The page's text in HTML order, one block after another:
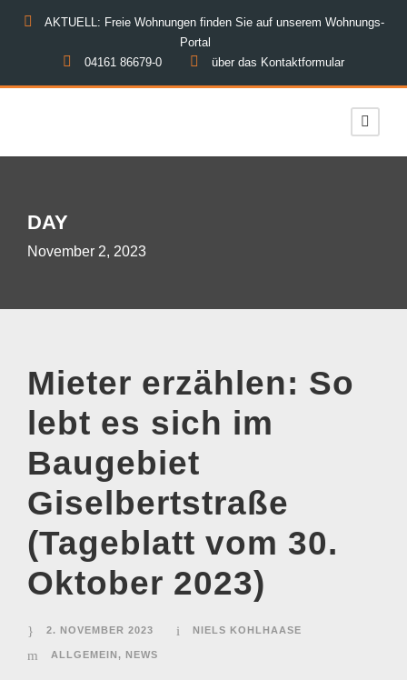
AKTUELL: Freie Wohnungen finden Sie auf unserem Wohnungs-
Portal
04161 86679-0
über das Kontaktformular
DAY
November 2, 2023
Mieter erzählen: So
lebt es sich im
Baugebiet
Giselbertstraße
(Tageblatt vom 30.
Oktober 2023)
2. NOVEMBER 2023 NIELS KOHLHAASE
ALLGEMEIN , NEWS